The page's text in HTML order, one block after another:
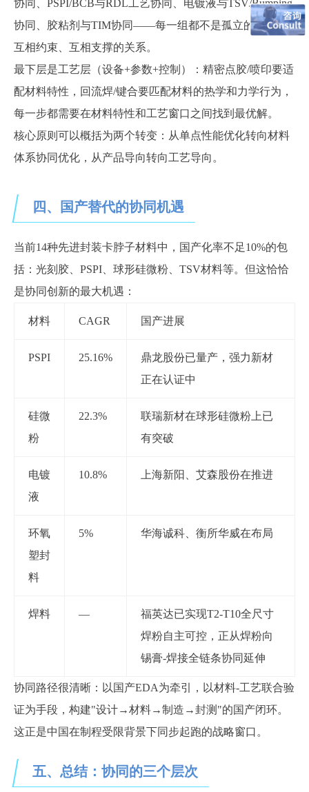
协同、PSPI/BCB与RDL工艺协同、电镀液与TSV/Bumping
协同、胶粘剂与TIM协同——每一组都不是孤立的，而是
互相约束、互相支撑的关系。
最下层是工艺层（设备+参数+控制）：精密点胶/喷印要适
配材料特性，回流焊/键合要匹配材料的热学和力学行为，
每一步都需要在材料特性和工艺窗口之间找到最优解。
核心原则可以概括为两个转变：从单点性能优化转向材料
体系协同优化，从产品导向转向工艺导向。
四、国产替代的协同机遇
当前14种先进封装卡脖子材料中，国产化率不足10%的包
括：光刻胶、PSPI、球形硅微粉、TSV材料等。但这恰恰
是协同创新的最大机遇：
材料 CAGR 国产进展
PSPI 25.16%
鼎龙股份已量产，强力新材
正在认证中
硅微
粉
22.3%
联瑞新材在球形硅微粉上已
有突破
电镀
液
10.8% 上海新阳、艾森股份在推进
环氧
塑封
料
5% 华海诚科、衡所华威在布局
焊料 — 福英达已实现T2-T10全尺寸
焊粉自主可控，正从焊粉向
锡膏-焊接全链条协同延伸
协同路径很清晰：以国产EDA为牵引，以材料-工艺联合验
证为手段，构建"设计→材料→制造→封测"的国产闭环。
这正是中国在制程受限背景下同步起跑的战略窗口。
五、总结：协同的三个层次